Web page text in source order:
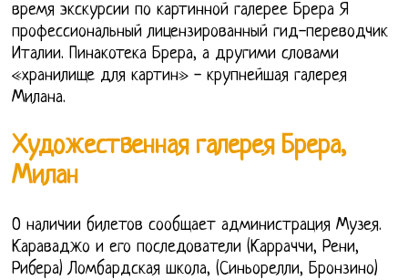
время экскурсии по картинной галерее Брера Я
профессиональный лицензированный гид-переводчик
Италии. Пинакотека Брера, а другими словами
«хранилище для картин» - крупнейшая галерея
Милана.
Художественная галерея Брера,
Милан
О наличии билетов сообщает администрация Музея.
Караваджо и его последователи (Карраччи, Рени,
Рибера) Ломбардская школа, (Синьорелли, Бронзино)